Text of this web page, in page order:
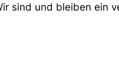
sind und bleiben ein